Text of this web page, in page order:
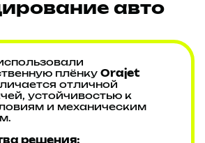
авто
плёнку Orajet
отличной
устойчивостью к
и механическим
решения: